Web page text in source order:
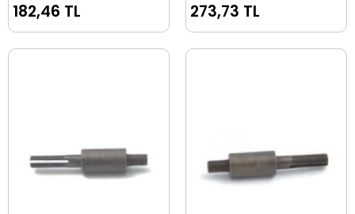
414274
182,46 TL
44635-474
273,73 TL